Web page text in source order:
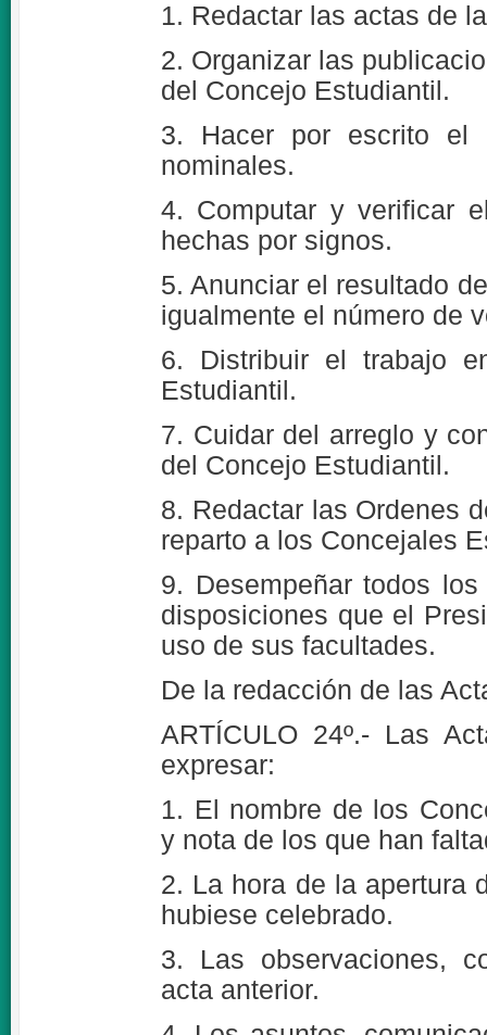
1. Redactar las actas de
2. Organizar las
del Concejo Estudiantil.
3. Hacer por escrito el
nominales.
4. Computar y verificar
hechas por signos.
5. Anunciar el resultado
igualmente el número de
6. Distribuir el trabajo
Estudiantil.
7. Cuidar del arreglo y
del Concejo Estudiantil.
8. Redactar las Ordenes
reparto a los Concejales
9. Desempeñar todos
disposiciones que el
uso de sus facultades.
De la redacción de las
ARTÍCULO 24º.- Las
expresar:
1. El nombre de los
y nota de los que han
2. La hora de la apertura
hubiese celebrado.
3. Las observaciones,
acta anterior.